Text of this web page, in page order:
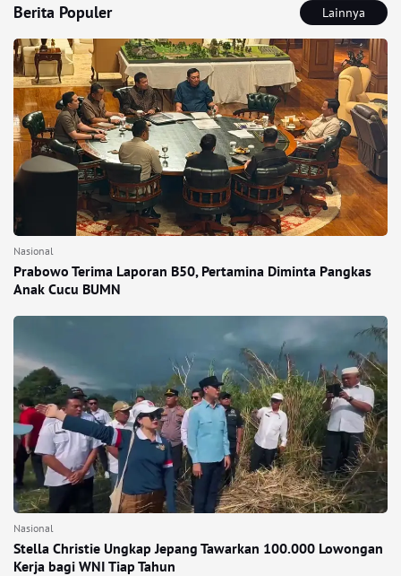
Berita Populer Lainnya
Nasional
Prabowo Terima Laporan B50, Pertamina Diminta Pangkas
Anak Cucu BUMN
Nasional
Stella Christie Ungkap Jepang Tawarkan 100.000 Lowongan
Kerja bagi WNI Tiap Tahun